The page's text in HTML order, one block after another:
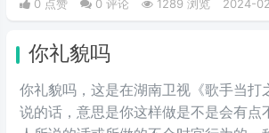
0 点赞 0 评论 1289 浏览 2024-
你礼貌吗
你礼貌吗，这‌‌‌‌‌‌‌‌是在湖南卫视《歌手当打
说的话，意思是你这样做是不是会有点